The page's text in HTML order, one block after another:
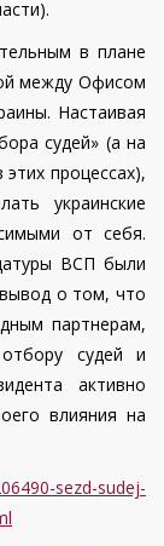
в плане
между Офисом
Настаивая
судей» (а на
процессах),
украинские
от себя.
ВСП были
о том, что
партнерам,
судей и
активно
влияния на
sezd-sudej-